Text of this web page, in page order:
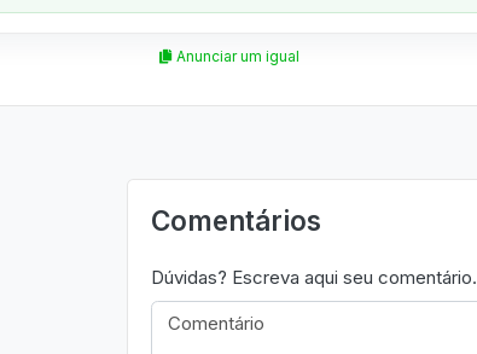
Anunciar um igual
Comentários
Dúvidas? Escreva aqui seu comentário.